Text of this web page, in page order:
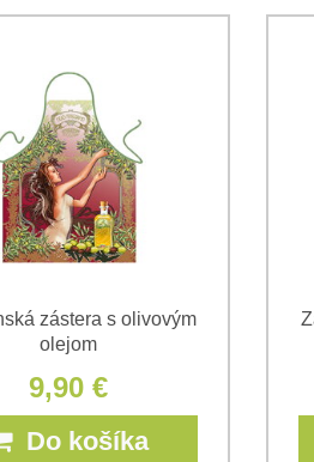
zástera s olivovým
olejom
9,90 €
Do košíka